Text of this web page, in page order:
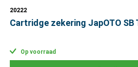
20222
Cartridge zekering JapOTO SB
Op voorraad